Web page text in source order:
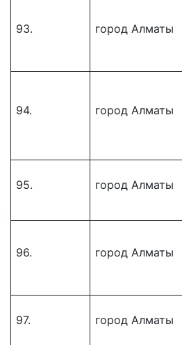
93. город Алматы
94. город Алматы
95. город Алматы
96. город Алматы
97. город Алматы